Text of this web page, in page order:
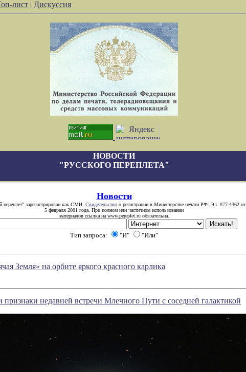
лист | Дискуссия
НОВОСТИ
"РУССКОГО ПЕРЕПЛЕТА"
Новости
переплет" зарегистрирован как СМИ. Свидетельство о регистрации в Министерстве печати РФ: Эл. #77-4362 от
5 февраля 2001 года. При полном или частичном использовании
материалов ссылка на www.pereplet.ru обязательна.
Тип запроса: "И" "Или"
Земля» на орбите яркого красного карлика
недавней встречи Млечного Пути с соседней галактикой